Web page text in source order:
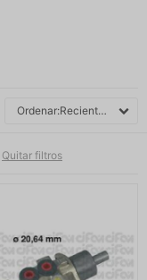
Recientes
Quitar filtros